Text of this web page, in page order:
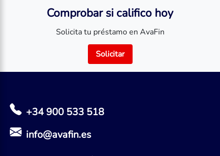
Comprobar si califico hoy
Solicita tu préstamo en AvaFin
Solicitar
+34 900 533 518
info@avafin.es